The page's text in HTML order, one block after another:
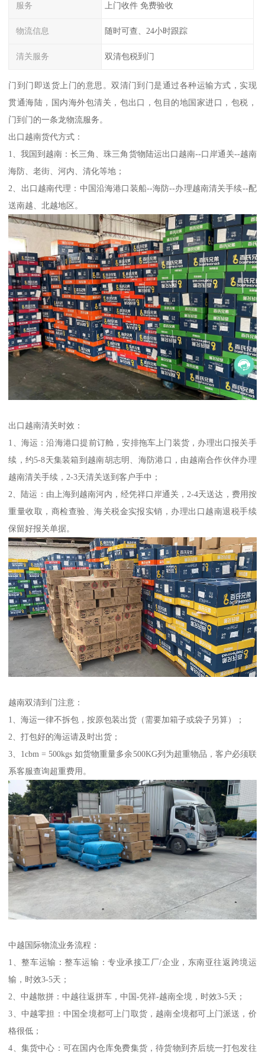
服务 上门收件 免费验收
物流信息 随时可查、24小时跟踪
清关服务 双清包税到门
门到门即送货上门的意思。双清门到门是通过各种运输方式，实现
贯通海陆，国内海外包清关，包出口，包目的地国家进口，包税，
门到门的一条龙物流服务。
出口越南货代方式：
1、我国到越南：长三角、珠三角货物陆运出口越南--口岸通关--越南
海防、老街、河内、清化等地；
2、出口越南代理：中国沿海港口装船--海防--办理越南清关手续--配
送南越、北越地区。
出口越南清关时效：
1、海运：沿海港口提前订舱，安排拖车上门装货，办理出口报关手
续，约5-8天集装箱到越南胡志明、海防港口，由越南合作伙伴办理
越南清关手续，2-3天清关送到客户手中；
2、陆运：由上海到越南河内，经凭祥口岸通关，2-4天送达，费用按
重量收取，商检查验、海关税金实报实销，办理出口越南退税手续
保留好报关单据。
越南双清到门注意：
1、海运一律不拆包，按原包装出货（需要加箱子或袋子另算）；
2、打包好的海运请及时出货；
3、1cbm = 500kgs 如货物重量多余500KG列为超重物品，客户必须联
系客服查询超重费用。
中越国际物流业务流程：
1、整车运输：整车运输：专业承接工厂/企业，东南亚往返跨境运
输，时效3-5天；
2、中越散拼：中越往返拼车，中国-凭祥-越南全境，时效3-5天；
3、中越零担：中国全境都可上门取货，越南全境都可上门派送，价
格很低；
4、集货中心：可在国内仓库免费集货，待货物到齐后统一打包发往